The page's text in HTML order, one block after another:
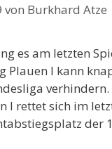
von Burkhard Atze
es am letzten
Plauen I kann
verhindern.
I rettet sich im
der